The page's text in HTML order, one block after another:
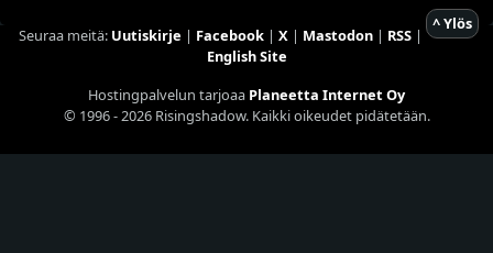
^ Ylös
Seuraa meitä: Uutiskirje | Facebook| X| Mastodon| RSS|
English Site
Hostingpalvelun tarjoaa Planeetta Internet Oy
© 1996 - 2026 Risingshadow. Kaikki oikeudet pidätetään.